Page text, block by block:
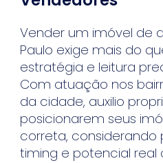
Vender um imóvel de
Paulo exige mais do
estratégia e leitura
Com atuação nos
da cidade, auxilio
posicionarem seus
correta, considerando
timing e potencial real